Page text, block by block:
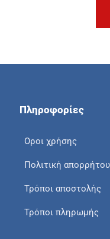
Πληροφορίες
Οροι χρήσης
Πολιτική απορρήτου
Τρόποι αποστολής
Τρόποι πληρωμής